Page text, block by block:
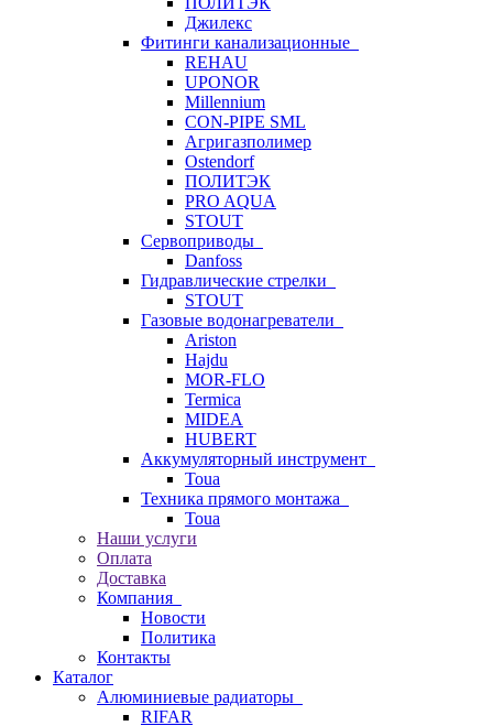
Джилекс
Фитинги канализационные
REHAU
UPONOR
Millennium
CON-PIPE SML
Агригазполимер
Ostendorf
ПОЛИТЭК
PRO AQUA
STOUT
Сервоприводы
Danfoss
Гидравлические стрелки
STOUT
Газовые водонагреватели
Ariston
Hajdu
MOR-FLO
Termica
MIDEA
HUBERT
Аккумуляторный инструмент
Toua
Техника прямого монтажа
Toua
Наши услуги
Оплата
Доставка
Компания
Новости
Политика
Контакты
Каталог
Алюминиевые радиаторы
RIFAR